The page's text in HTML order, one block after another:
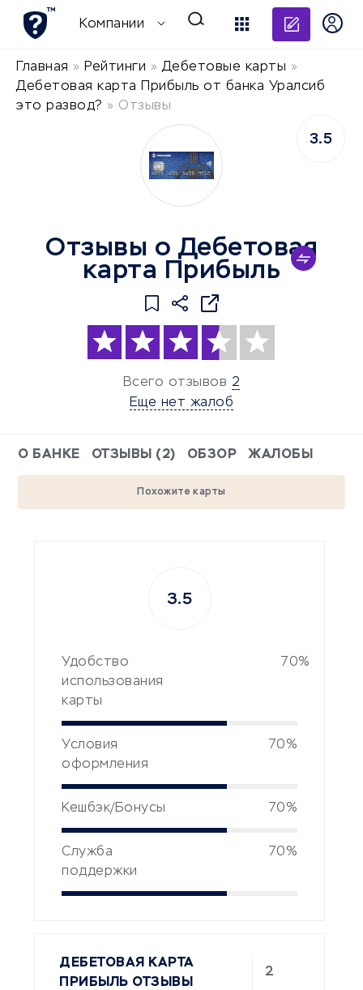
Компании
Главная » Рейтинги »Дебетовые карты »
Дебетовая карта Прибыль от банка Уралсиб
это развод? » Отзывы
Отзывы о Дебетовая
карта Прибыль
Всего отзывов 2
Еще нет жалоб
3.5
О БАНКЕ ОТЗЫВЫ (2) ОБЗОР ЖАЛОБЫ
Похожите карты
Удобство
использования
карты
70%
Условия
оформления
70%
Кешбэк/Бонусы 70%
Служба
поддержки
70%
3.5
ДЕБЕТОВАЯ КАРТА
ПРИБЫЛЬ ОТЗЫВЫ
2